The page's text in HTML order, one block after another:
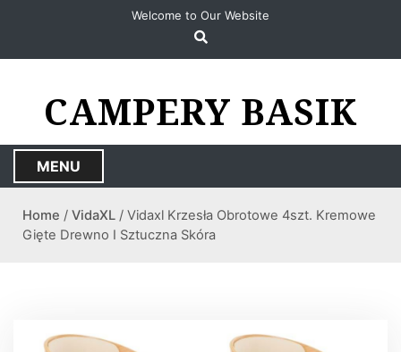
Welcome to Our Website
CAMPERY BASIK
MENU
Home / VidaXL / Vidaxl Krzesła Obrotowe 4szt. Kremowe
Gięte Drewno I Sztuczna Skóra